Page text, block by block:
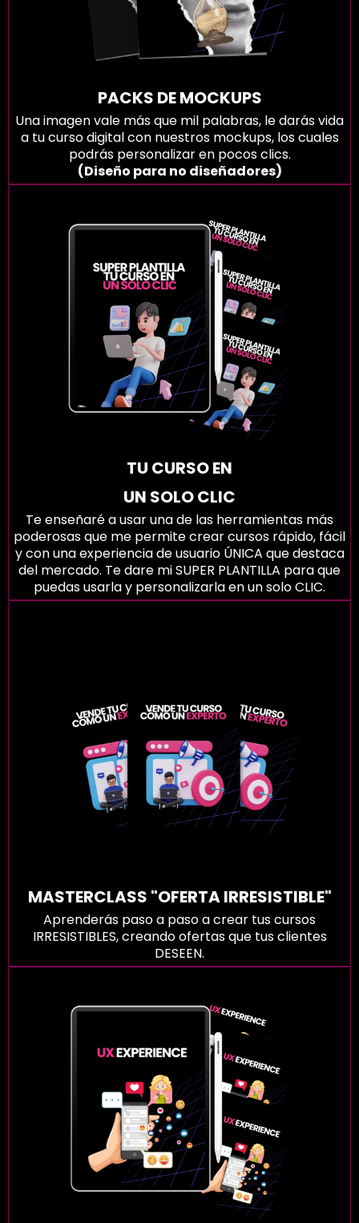
PACKS DE MOCKUPS
Una imagen vale más que mil palabras, le darás vida
a tu curso digital con nuestros mockups, los cuales
podrás personalizar en pocos clics.
(Diseño para no diseñadores)
TU CURSO EN
UN SOLO CLIC
Te enseñaré a usar una de las herramientas más
poderosas que me permite crear cursos rápido, fácil
y con una experiencia de usuario ÚNICA que destaca
del mercado. Te dare mi SUPER PLANTILLA para que
puedas usarla y personalizarla en un solo CLIC.
MASTERCLASS "OFERTA IRRESISTIBLE"
Aprenderás paso a paso a crear tus cursos
IRRESISTIBLES, creando ofertas que tus clientes
DESEEN.